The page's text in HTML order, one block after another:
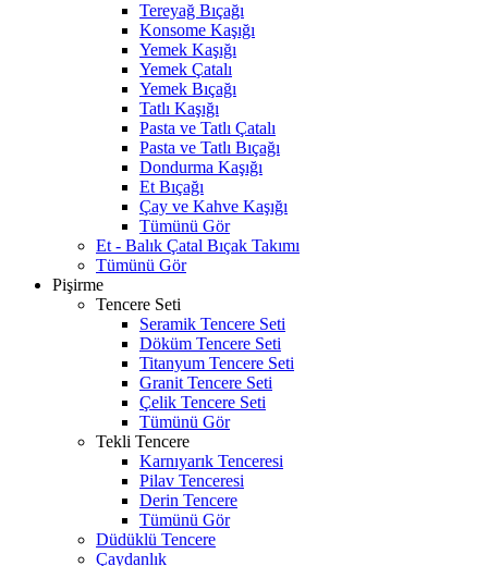
Tereyağ Bıçağı
Konsome Kaşığı
Yemek Kaşığı
Yemek Çatalı
Yemek Bıçağı
Tatlı Kaşığı
Pasta ve Tatlı Çatalı
Pasta ve Tatlı Bıçağı
Dondurma Kaşığı
Et Bıçağı
Çay ve Kahve Kaşığı
Tümünü Gör
Et - Balık Çatal Bıçak Takımı
Tümünü Gör
Pişirme
Tencere Seti
Seramik Tencere Seti
Döküm Tencere Seti
Titanyum Tencere Seti
Granit Tencere Seti
Çelik Tencere Seti
Tümünü Gör
Tekli Tencere
Karnıyarık Tenceresi
Pilav Tenceresi
Derin Tencere
Tümünü Gör
Düdüklü Tencere
Çaydanlık